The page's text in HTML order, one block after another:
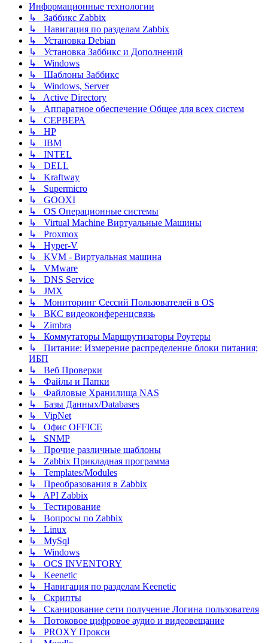
Информационные технологии
↳ Заббикс Zabbix
↳ Навигация по разделам Zabbix
↳ Установка Debian
↳ Установка Заббикс и Дополнений
↳ Windows
↳ Шаблоны Заббикс
↳ Windows, Server
↳ Active Directory
↳ Аппаратное обеспечение Общее для всех систем
↳ СЕРВЕРА
↳ HP
↳ IBM
↳ INTEL
↳ DELL
↳ Kraftway
↳ Supermicro
↳ GOOXI
↳ OS Операционные системы
↳ Virtual Machine Виртуальные Машины
↳ Proxmox
↳ Hyper-V
↳ KVM - Виртуальная машина
↳ VMware
↳ DNS Service
↳ JMX
↳ Мониторинг Сессий Пользователей в OS
↳ ВКС видеоконференцсвязь
↳ Zimbra
↳ Коммутаторы Маршрутизаторы Роутеры
↳ Питание: Измерение распределение блоки питания;
ИБП
↳ Веб Проверки
↳ Файлы и Папки
↳ Файловые Хранилища NAS
↳ Базы Данных/Databases
↳ VipNet
↳ Офис OFFICE
↳ SNMP
↳ Прочие различные шаблоны
↳ Zabbix Прикладная программа
↳ Templates/Modules
↳ Преобразования в Zabbix
↳ API Zabbix
↳ Тестирование
↳ Вопросы по Zabbix
↳ Linux
↳ MySql
↳ Windows
↳ OCS INVENTORY
↳ Keenetic
↳ Навигация по разделам Keenetic
↳ Скрипты
↳ Сканирование сети получение Логина пользователя
↳ Потоковое цифровое аудио и видеовещание
↳ PROXY Прокси